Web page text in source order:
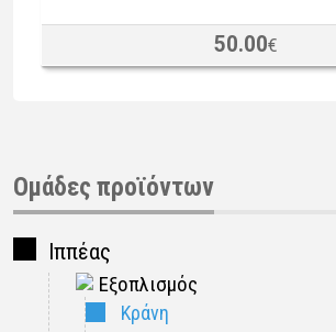
50.00€
Ομάδες προϊόντων
Ιππέας
Εξοπλισμός
Κράνη